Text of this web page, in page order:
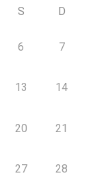
S D
6 7
13 14
20 21
27 28